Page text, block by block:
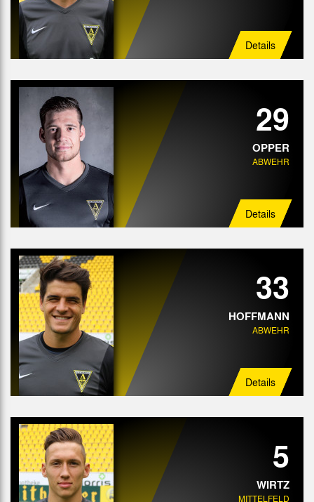
Details
29
OPPER
ABWEHR
Details
33
HOFFMANN
ABWEHR
Details
5
WIRTZ
MITTELFELD